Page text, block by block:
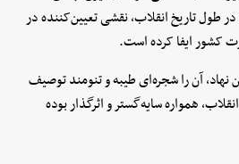
طول تاریخ انقلاب، نقشی تعیین‌کننده در
کشور ایفا کرده است.
نهاد، آن را شجره‌ای طیبه و تنومند توصیف
همواره سایه‌گستر و اثرگذار بوده